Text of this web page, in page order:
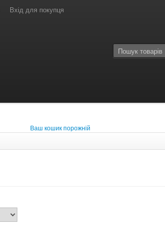
Вхід для покупця
Ваш кошик порожній